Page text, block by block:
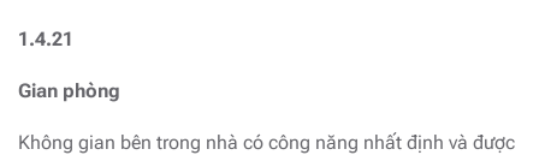
1.4.21
Gian phòng
Không gian bên trong nhà có công năng nhất định và được